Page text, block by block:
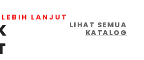
LANJUT
LIHAT SEMUA
KATALOG